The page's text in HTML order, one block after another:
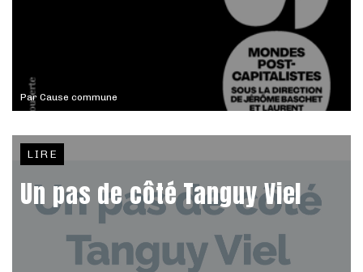
Par Cause commune
LIRE
Un pas de côté Tanguy Viel